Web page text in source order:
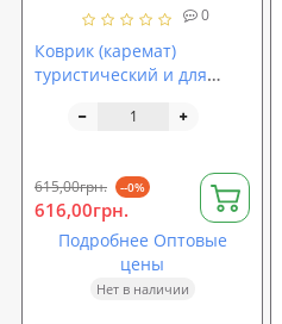
0
Коврик (каремат)
туристический и для
bl-yellow)
615,00грн. --0%
616,00грн.
Подробнее Оптовые
цены
Нет в наличии